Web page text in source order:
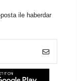
ile haberdar